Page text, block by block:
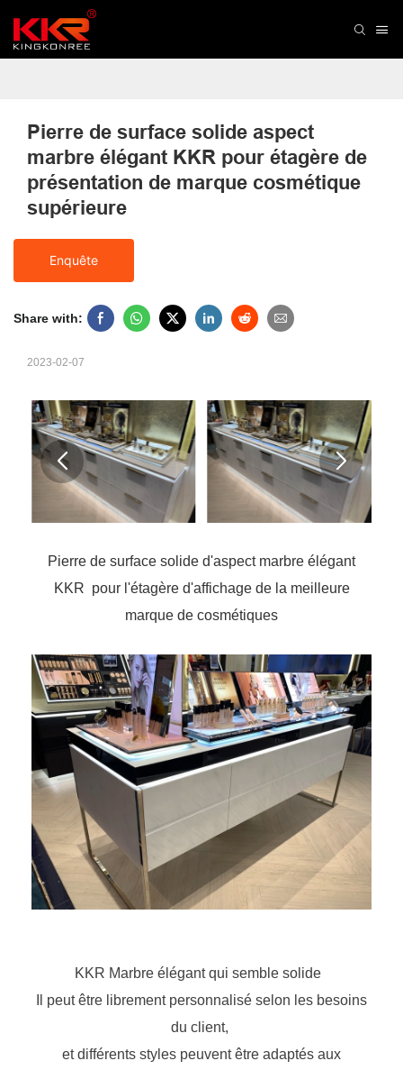
Pierre de surface solide aspect
marbre élégant KKR pour étagère de
présentation de marque cosmétique
supérieure
Enquête
Share with:
2023-02-07
Pierre de surface solide d'aspect marbre élégant
KKR pour l'étagère d'affichage de la meilleure
marque de cosmétiques
KKR Marbre élégant qui semble solide
Il peut être librement personnalisé selon les besoins
du client,
et différents styles peuvent être adaptés aux